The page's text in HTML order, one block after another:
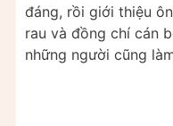
đáng, rồi giới thiệu
rau và đồng chí cán
những người cũng